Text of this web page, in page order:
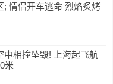
; 情侣开车逃命 烈焰炙烤
中相撞坠毁! 上海起飞航
米